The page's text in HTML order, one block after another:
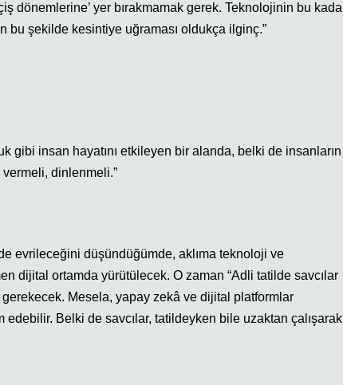
dönemlerine’ yer bırakmamak gerek. Teknolojinin bu
bu şekilde kesintiye uğraması oldukça ilginç.”
gibi insan hayatını etkileyen bir alanda, belki de insanların
dinlenmeli.”
evrileceğini düşündüğümde, aklıma teknoloji ve
dijital ortamda yürütülecek. O zaman “Adli tatilde savcılar
gerekecek. Mesela, yapay zekâ ve dijital platformlar
Belki de savcılar, tatildeyken bile uzaktan çalışarak